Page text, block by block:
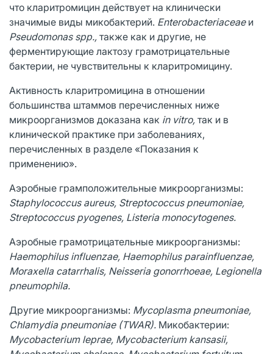
что кларитромицин действует на клинически
значимые виды микобактерий. Enterobacteriaceae и
Pseudomonas spp., также как и другие, не
ферментирующие лактозу грамотрицательные
бактерии, не чувствительны к кларитромицину.
Активность кларитромицина в отношении
большинства штаммов перечисленных ниже
микроорганизмов доказана как in vitro, так и в
клинической практике при заболеваниях,
перечисленных в разделе «Показания к
применению».
Аэробные грамположительные микроорганизмы:
Staphylococcus aureus, Streptococcus pneumoniae,
Streptococcus pyogenes, Listeria monocytogenes.
Аэробные грамотрицательные микроорганизмы:
Haemophilus influenzae, Haemophilus parainfluenzae,
Moraxella catarrhalis, Neisseria gonorrhoeae, Legionella
pneumophila.
Другие микроорганизмы: Mycoplasma pneumoniae,
Chlamydia pneumoniae (TWAR). Микобактерии:
Mycobacterium leprae, Mycobacterium kansasii,